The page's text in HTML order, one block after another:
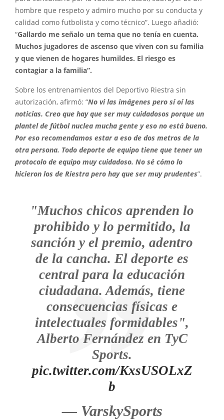
hombre que respeto y admiro mucho por su conducta y
calidad como futbolista y como técnico”. Luego añadió:
“Gallardo me señalo un tema que no tenía en cuenta.
Muchos jugadores de ascenso que viven con su familia
y que vienen de hogares humildes. El riesgo es
contagiar a la familia”.
Sobre los entrenamientos del Deportivo Riestra sin
autorización, afirmó: “No vi las imágenes pero sí oí las
noticias. Creo que hay que ser muy cuidadosos porque un
plantel de fútbol nuclea mucha gente y eso no está bueno.
Por eso recomendamos estar a eso de dos metros de la
otra persona. Todo deporte de equipo tiene que tener un
protocolo de equipo muy cuidadoso. No sé cómo lo
hicieron los de Riestra pero hay que ser muy prudentes”.
"Muchos chicos aprenden lo
prohibido y lo permitido, la
sanción y el premio, adentro
de la cancha. El deporte es
central para la educación
ciudadana. Además, tiene
consecuencias físicas e
intelectuales formidables",
Alberto Fernández en TyC
Sports.
pic.twitter.com/KxsUSOLxZ
b
— VarskySports